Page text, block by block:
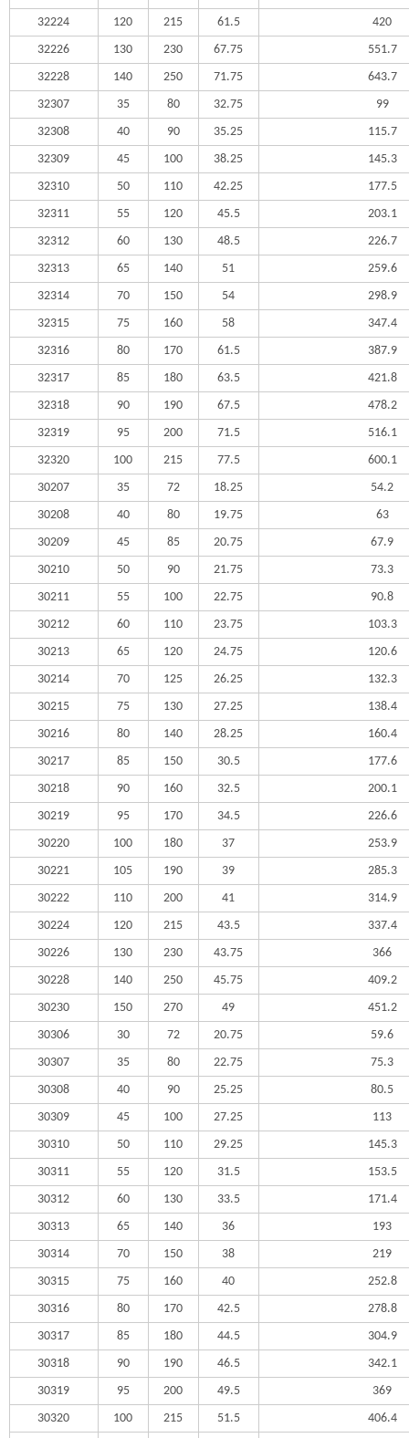
32224
120 215 61.5
420
32226
130 230 67.75
551.7
32228
140 250 71.75
643.7
32307
35 80 32.75
99
32308
40 90 35.25
115.7
32309
45 100 38.25
145.3
32310
50 110 42.25
177.5
32311
55 120 45.5
203.1
32312
60 130 48.5
226.7
32313
65 140 51
259.6
32314
70 150 54
298.9
32315
75 160 58
347.4
32316
80 170 61.5
387.9
32317
85 180 63.5
421.8
32318
90 190 67.5
478.2
32319
95 200 71.5
516.1
32320
100 215 77.5
600.1
30207
35 72 18.25
54.2
30208
40 80 19.75
63
30209
45 85 20.75
67.9
30210
50 90 21.75
73.3
30211
55 100 22.75
90.8
30212
60 110 23.75
103.3
30213
65 120 24.75
120.6
30214
70 125 26.25
132.3
30215
75 130 27.25
138.4
30216
80 140 28.25
160.4
30217
85 150 30.5
177.6
30218
90 160 32.5
200.1
30219
95 170 34.5
226.6
30220
100 180 37
253.9
30221
105 190 39
285.3
30222
110 200 41
314.9
30224
120 215 43.5
337.4
30226
130 230 43.75
366
30228
140 250 45.75
409.2
30230
150 270 49
451.2
30306
30 72 20.75
59.6
30307
35 80 22.75
75.3
30308
40 90 25.25
80.5
30309
45 100 27.25
113
30310
50 110 29.25
145.3
30311
55 120 31.5
153.5
30312
60 130 33.5
171.4
30313
65 140 36
193
30314
70 150 38
219
30315
75 160 40
252.8
30316
80 170 42.5
278.8
30317
85 180 44.5
304.9
30318
90 190 46.5
342.1
30319
95 200 49.5
369
30320
100 215 51.5
406.4